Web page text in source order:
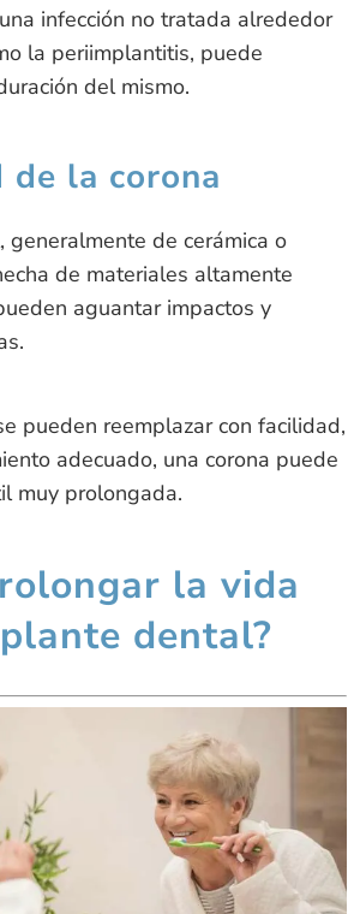
infección no tratada alrededor
la periimplantitis, puede
del mismo.
de la corona
generalmente de cerámica o
de materiales altamente
aguantar impactos y
pueden reemplazar con facilidad,
adecuado, una corona puede
muy prolongada.
la vida
dental?